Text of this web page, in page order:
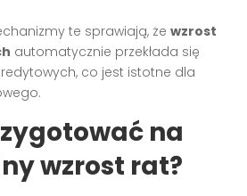
te sprawiają, żewzrost
automatycznie przekłada się
co jest istotne dla
na
wzrost rat?